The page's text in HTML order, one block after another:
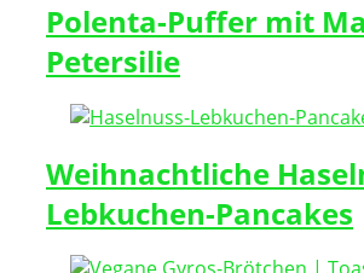
Polenta-Puffer mit
Petersilie
Weihnachtliche
Lebkuchen-Pancakes